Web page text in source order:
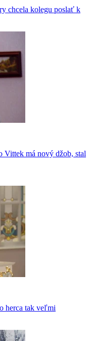
chcela kolegu poslať k
Vittek má nový džob, stal
herca tak veľmi